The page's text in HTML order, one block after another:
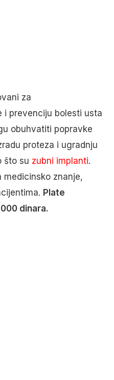
za
i prevenciju bolesti usta
obuhvatiti popravke
proteza i ugradnju
što su zubni implanti.
medicinsko znanje,
Plate
dinara.